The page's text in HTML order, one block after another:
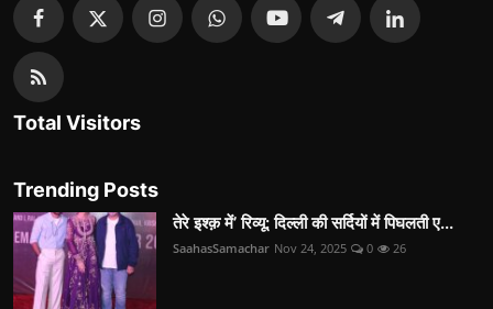
Total Visitors
Trending Posts
तेरे इश्क़ में’ रिव्यू: दिल्ली की सर्दियों में पिघलती ए...
SaahasSamachar Nov 24, 2025 0 26